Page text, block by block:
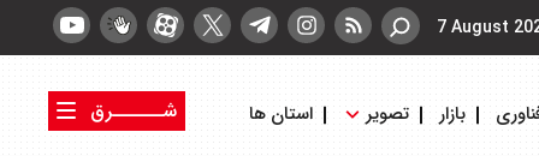
7 August
بازار تصویر استان ها
شــــــرق